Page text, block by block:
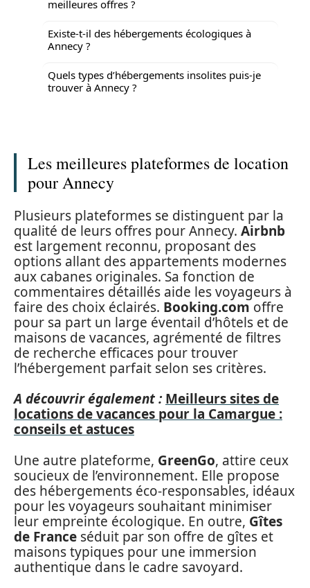
meilleures offres ?
Existe-t-il des hébergements écologiques à
Annecy ?
Quels types d’hébergements insolites puis-je
trouver à Annecy ?
Les meilleures plateformes de location
pour Annecy
Plusieurs plateformes se distinguent par la
qualité de leurs offres pour Annecy. Airbnb
est largement reconnu, proposant des
options allant des appartements modernes
aux cabanes originales. Sa fonction de
commentaires détaillés aide les voyageurs à
faire des choix éclairés. Booking.com offre
pour sa part un large éventail d’hôtels et de
maisons de vacances, agrémenté de filtres
de recherche efficaces pour trouver
l’hébergement parfait selon ses critères.
A découvrir également : Meilleurs sites de
locations de vacances pour la Camargue :
conseils et astuces
Une autre plateforme, GreenGo, attire ceux
soucieux de l’environnement. Elle propose
des hébergements éco-responsables, idéaux
pour les voyageurs souhaitant minimiser
leur empreinte écologique. En outre, Gîtes
de France séduit par son offre de gîtes et
maisons typiques pour une immersion
authentique dans le cadre savoyard.